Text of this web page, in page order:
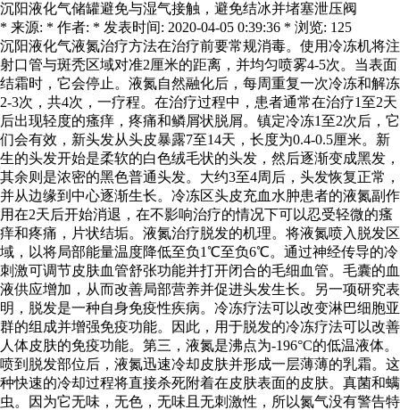
沉阳液化气储罐避免与湿气接触，避免结冰并堵塞泄压阀
* 来源: * 作者: * 发表时间: 2020-04-05 0:39:36 * 浏览: 125
沉阳液化气液氮治疗方法在治疗前要常规消毒。使用冷冻机将注
射口管与斑秃区域对准2厘米的距离，并均匀喷雾4-5次。当表面
结霜时，它会停止。液氮自然融化后，每周重复一次冷冻和解冻
2-3次，共4次，一疗程。在治疗过程中，患者通常在治疗1至2天
后出现轻度的瘙痒，疼痛和鳞屑状脱屑。镇定冷冻1至2次后，它
们会有效，新头发从头皮暴露7至14天，长度为0.4-0.5厘米。新
生的头发开始是柔软的白色绒毛状的头发，然后逐渐变成黑发，
其余则是浓密的黑色普通头发。大约3至4周后，头发恢复正常，
并从边缘到中心逐渐生长。冷冻区头皮充血水肿患者的液氮副作
用在2天后开始消退，在不影响治疗的情况下可以忍受轻微的瘙
痒和疼痛，片状结垢。液氮治疗脱发的机理。将液氮喷入脱发区
域，以将局部能量温度降低至负1℃至负6℃。通过神经传导的冷
刺激可调节皮肤血管舒张功能并打开闭合的毛细血管。毛囊的血
液供应增加，从而改善局部营养并促进头发生长。另一项研究表
明，脱发是一种自身免疫性疾病。冷冻疗法可以改变淋巴细胞亚
群的组成并增强免疫功能。因此，用于脱发的冷冻疗法可以改善
人体皮肤的免疫功能。第三，液氮是沸点为-196°C的低温液体。
喷到脱发部位后，液氮迅速冷却皮肤并形成一层薄薄的乳霜。这
种快速的冷却过程将直接杀死附着在皮肤表面的皮肤。真菌和螨
虫。因为它无味，无色，无味且无刺激性，所以氮气没有警告特